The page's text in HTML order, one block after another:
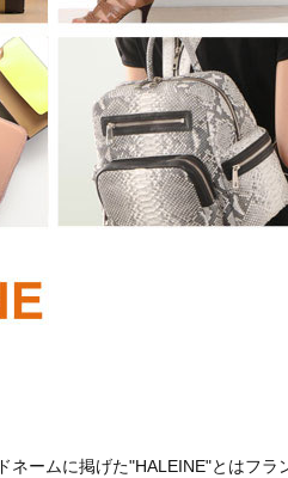
ームに掲げた"HALEINE"とはフラ